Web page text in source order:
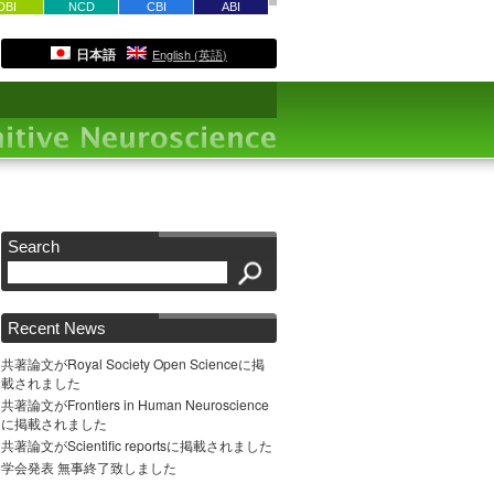
NCD CBI ABI
日本語 English (英語)
Search
Recent News
共著論文がRoyal Society Open Scienceに掲
載されました
共著論文がFrontiers in Human Neuroscience
に掲載されました
共著論文がScientific reportsに掲載されました
学会発表 無事終了致しました